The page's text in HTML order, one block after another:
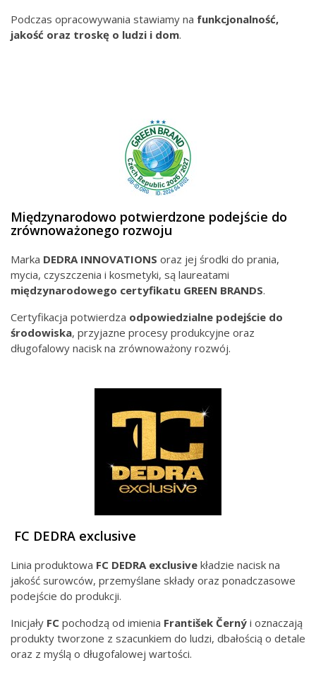
Podczas opracowywania stawiamy na funkcjonalność,
jakość oraz troskę o ludzi i dom.
Międzynarodowo potwierdzone podejście do
zrównoważonego rozwoju
Marka DEDRA INNOVATIONS oraz jej środki do prania,
mycia, czyszczenia i kosmetyki, są laureatami
międzynarodowego certyfikatu GREEN BRANDS.
Certyfikacja potwierdza odpowiedzialne podejście do
środowiska, przyjazne procesy produkcyjne oraz
długofalowy nacisk na zrównoważony rozwój.
FC DEDRA exclusive
Linia produktowa FC DEDRA exclusive kładzie nacisk na
jakość surowców, przemyślane składy oraz ponadczasowe
podejście do produkcji.
Inicjały FC pochodzą od imienia František Černý i oznaczają
produkty tworzone z szacunkiem do ludzi, dbałością o detale
oraz z myślą o długofalowej wartości.